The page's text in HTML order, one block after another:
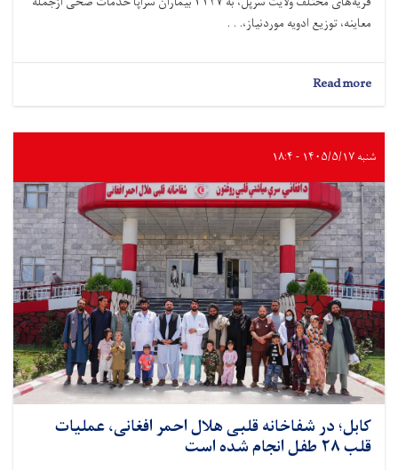
معاینه، توزیع ادویه موردنیاز،. . .
Read more
هزاران
در
ولایت
از
خدمات
صحی
هلال
احمر
افغانی
بهره‌مند
شده‌اند
شنبه ۱۴۰۵/۵/۱۷ - ۱۸:۴
کابل؛ در شفاخانه قلبی هلال احمر افغانی، عملیات
قلب ۲۸ طفل انجام شده است